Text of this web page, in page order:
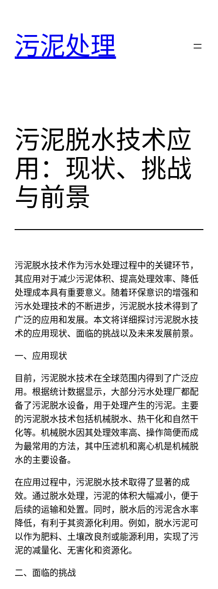
污泥处理
污泥脱水技术应
用：现状、挑战
与前景
污泥脱水技术作为污水处理过程中的关键环节，
其应用对于减少污泥体积、提高处理效率、降低
处理成本具有重要意义。随着环保意识的增强和
污水处理技术的不断进步，污泥脱水技术得到了
广泛的应用和发展。本文将详细探讨污泥脱水技
术的应用现状、面临的挑战以及未来发展前景。
一、应用现状
目前，污泥脱水技术在全球范围内得到了广泛应
用。根据统计数据显示，大部分污水处理厂都配
备了污泥脱水设备，用于处理产生的污泥。主要
的污泥脱水技术包括机械脱水、热干化和自然干
化等。机械脱水因其处理效率高、操作简便而成
为最常用的方法，其中压滤机和离心机是机械脱
水的主要设备。
在应用过程中，污泥脱水技术取得了显著的成
效。通过脱水处理，污泥的体积大幅减小，便于
后续的运输和处置。同时，脱水后的污泥含水率
降低，有利于其资源化利用。例如，脱水污泥可
以作为肥料、土壤改良剂或能源利用，实现了污
泥的减量化、无害化和资源化。
二、面临的挑战